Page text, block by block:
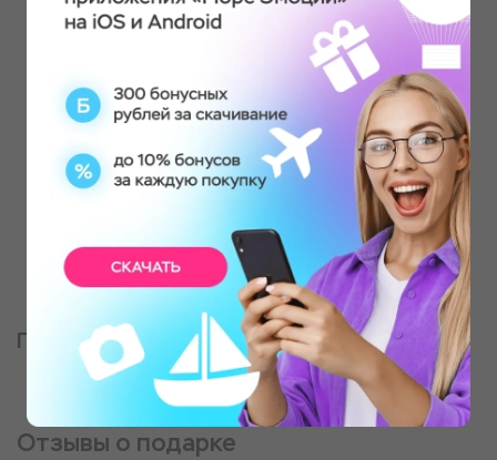
Партнер, оказывающий услугу
Отзывы о подарке